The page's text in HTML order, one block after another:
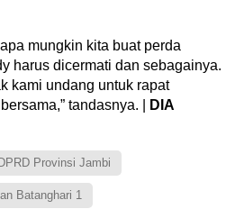
mungkin kita buat perda
harus dicermati dan sebagainya.
kami undang untuk rapat
tandasnya. |
DIA
DPRD Provinsi Jambi
Batanghari 1